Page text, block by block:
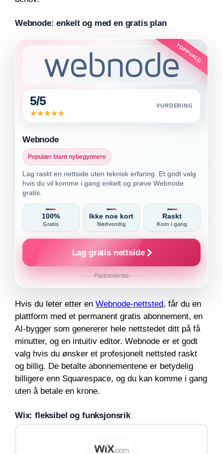
Webnode: enkelt og med en gratis plan
TOPPVALG
5/5 VURDERING
Webnode
Populær blant nybegynnere
Lag raskt en nettside uten teknisk erfaring. Et godt valg
hvis du vil komme i gang enkelt og prøve Webnode
gratis.
100%
Gratis
Ikke noe kort
Nødvendig
Raskt
Kom i gang
Lag gratis nettside
Partnerlenke
Hvis du leter etter en Webnode-nettsted, får du en
plattform med et permanent gratis abonnement, en
AI-bygger som genererer hele nettstedet ditt på få
minutter, og en intuitiv editor. Webnode er et godt
valg hvis du ønsker et profesjonelt nettsted raskt
og billig. De betalte abonnementene er betydelig
billigere enn Squarespace, og du kan komme i gang
uten å betale en krone.
Wix: fleksibel og funksjonsrik